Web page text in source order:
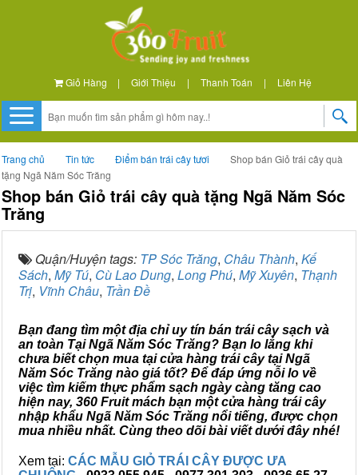
Giỏ Hàng | Giới Thiệu | Thanh Toán | Liên Hệ
Trang chủ Tin tức Điểm bán trái cây tươi
Shop bán Giỏ trái cây quà
tặng Ngã Năm Sóc Trăng
Shop bán Giỏ trái cây quà tặng Ngã Năm Sóc
Trăng
Quận/Huyện tags: TP Sóc Trăng, Châu Thành, Kế
Sách, Mỹ Tú, Cù Lao Dung, Long Phú, Mỹ Xuyên, Thạnh
Trị, Vĩnh Châu, Trần Đề
Bạn đang tìm một địa chỉ uy tín bán trái cây sạch và
an toàn Tại Ngã Năm Sóc Trăng? Bạn lo lắng khi
chưa biết chọn mua tại cửa hàng trái cây tại Ngã
Năm Sóc Trăng nào giá tốt? Để đáp ứng nỗi lo về
việc tìm kiếm thực phẩm sạch ngày càng tăng cao
hiện nay, 360 Fruit mách bạn một cửa hàng trái cây
nhập khẩu Ngã Năm Sóc Trăng nổi tiếng, được chọn
mua nhiều nhất. Cùng theo dõi bài viết dưới đây nhé!
Xem tại: CÁC MẪU GIỎ TRÁI CÂY ĐƯỢC ƯA